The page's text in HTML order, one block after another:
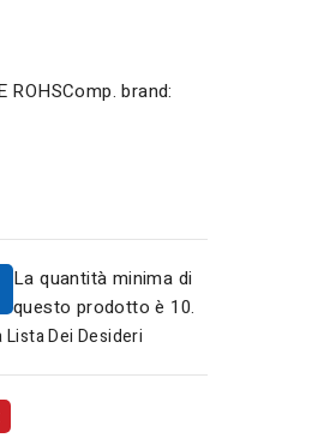
brand:
La quantità minima di
questo prodotto è 10.
Dei Desideri